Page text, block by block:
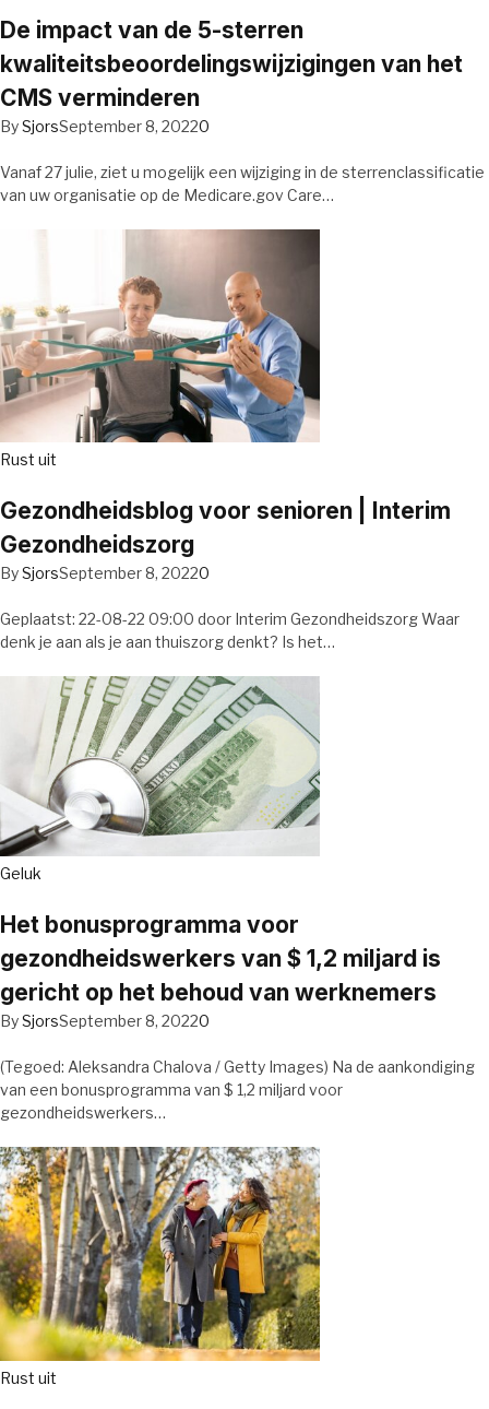
De impact van de 5-sterren
kwaliteitsbeoordelingswijzigingen van het
CMS verminderen
BySjorsSeptember 8, 20220
Vanaf 27 julie, ziet u mogelijk een wijziging in de sterrenclassificatie
van uw organisatie op de Medicare.gov Care…
Rust uit
Gezondheidsblog voor senioren | Interim
Gezondheidszorg
BySjorsSeptember 8, 20220
Geplaatst: 22-08-22 09:00 door Interim Gezondheidszorg Waar
denk je aan als je aan thuiszorg denkt? Is het…
Geluk
Het bonusprogramma voor
gezondheidswerkers van $ 1,2 miljard is
gericht op het behoud van werknemers
BySjorsSeptember 8, 20220
(Tegoed: Aleksandra Chalova / Getty Images) Na de aankondiging
van een bonusprogramma van $ 1,2 miljard voor
gezondheidswerkers…
Rust uit